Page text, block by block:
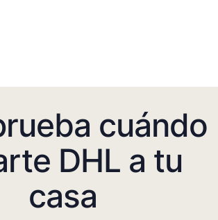
cuándo
DHL a tu
casa